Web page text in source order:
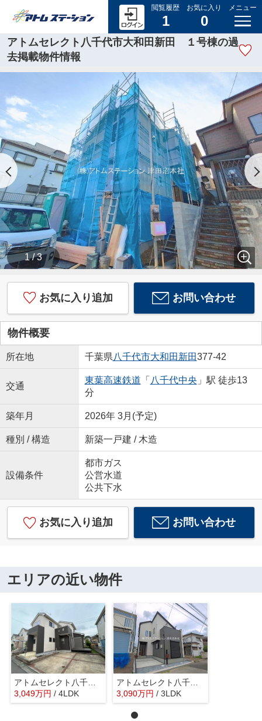
閲覧履歴
1
お気に入り
0
メニュー
アトムセレクト八千代市大和田新田 １号棟の過
去掲載物件情報
1 / 3
お気に入り追加 お問い合わせ
物件概要
所在地 千葉県八千代市大和田新田377-42
交通
東葉高速鉄道 「 八千代中央 」駅 徒歩13
分
築年月 2026年 3月(予定)
種別 / 構造 新築一戸建 / 木造
設備条件
都市ガス
公営水道
公共下水
お気に入り追加 お問い合わせ
エリアの近い物件
アトムセレクト八千代市勝田台6丁目 中古戸建て
3,049万円 / 4LDK
アトムセレクト八千代市大和田新田２６期１棟 １号棟
3,090万円 / 3LDK